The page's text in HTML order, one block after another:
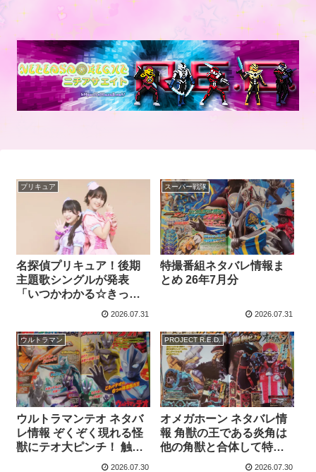
プリキュア
名探偵プリキュア！後期
主題歌シングルが発表
「いつかわかる☆きっと
あえる」歌：熊田茜音＆
で先行配信開始 タイトル
は来るべきあんなとの別
れを示唆しているのだろ
うか
2026.07.31
スーパー戦隊
特撮番組ネタバレ情報ま
とめ 26年7月分
2026.07.31
ウルトラマン
ウルトラマンテオ ネタバ
レ情報 ぞくぞく現れる怪
獣にテオ大ピンチ！ 触手
怪獣ドシハガチ 孤独怪鳥
2026.07.30
PROJECT R.E.D.
オメガホーン ネタバレ情
報 角獣の王である炎角は
他の角獣と合体して特殊
な攻撃を放つことができ
2026.07.30